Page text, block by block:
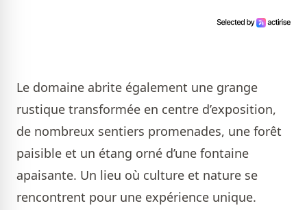
Le domaine abrite également une grange
rustique transformée en centre d’exposition,
de nombreux sentiers promenades, une forêt
paisible et un étang orné d’une fontaine
apaisante. Un lieu où culture et nature se
rencontrent pour une expérience unique.